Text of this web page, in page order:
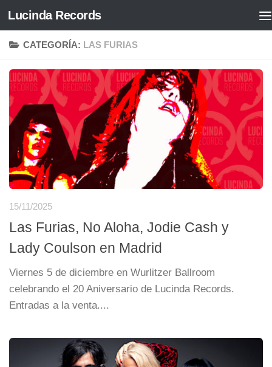
Saltar al contenido
Lucinda Records
CATEGORÍA: LAS FURIAS
15/11/2025
Las Furias, No Aloha, Jodie Cash y
Lady Coulson en Madrid
Viernes 5 de diciembre en Wurlitzer Ballroom
celebrando el 20 Aniversario de Lucinda Records.
Entradas a la venta....